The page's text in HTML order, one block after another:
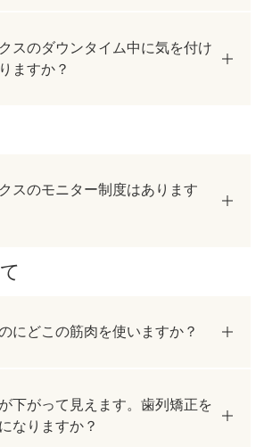
スのダウンタイム中に気を付け
ますか？
スのモニター制度はあります
にどこの筋肉を使いますか？
下がって見えます。歯列矯正を
なりますか？